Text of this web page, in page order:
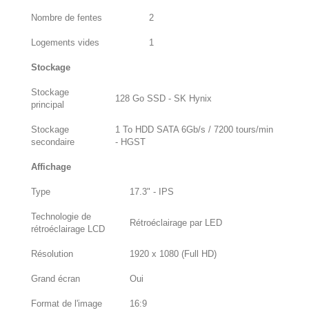
Nombre de fentes 2
Logements vides 1
Stockage
Stockage
principal
128 Go SSD - SK Hynix
Stockage
secondaire
1 To HDD SATA 6Gb/s / 7200 tours/min
- HGST
Affichage
Type 17.3" - IPS
Technologie de
rétroéclairage LCD
Rétroéclairage par LED
Résolution 1920 x 1080 (Full HD)
Grand écran Oui
Format de l'image 16:9